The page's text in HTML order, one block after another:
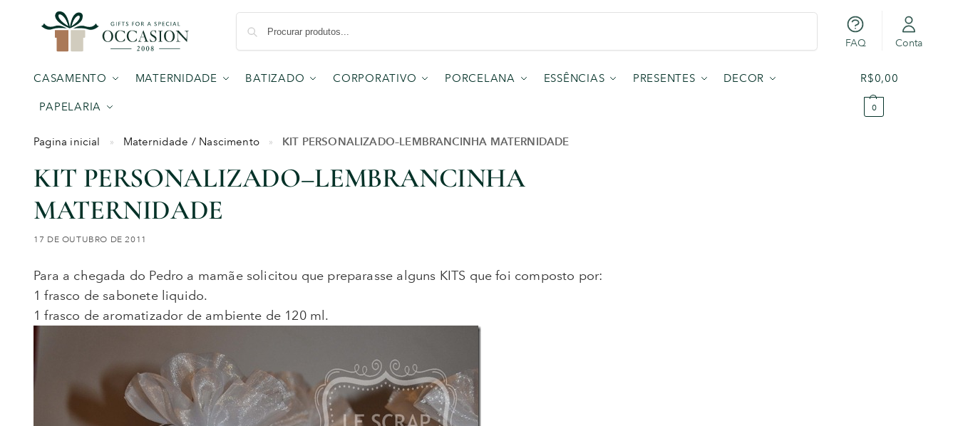
FAQ Conta
CASAMENTO MATERNIDADE BATIZADO CORPORATIVO PORCELANA ESSÊNCIAS PRESENTES DECOR
PAPELARIA
R$0,00
0
Pagina inicial » Maternidade / Nascimento » KIT PERSONALIZADO–LEMBRANCINHA MATERNIDADE
KIT PERSONALIZADO–LEMBRANCINHA
MATERNIDADE
17 DE OUTUBRO DE 2011
Para a chegada do Pedro a mamãe solicitou que preparasse alguns KITS que foi composto por:
1 frasco de sabonete liquido.
1 frasco de aromatizador de ambiente de 120 ml.